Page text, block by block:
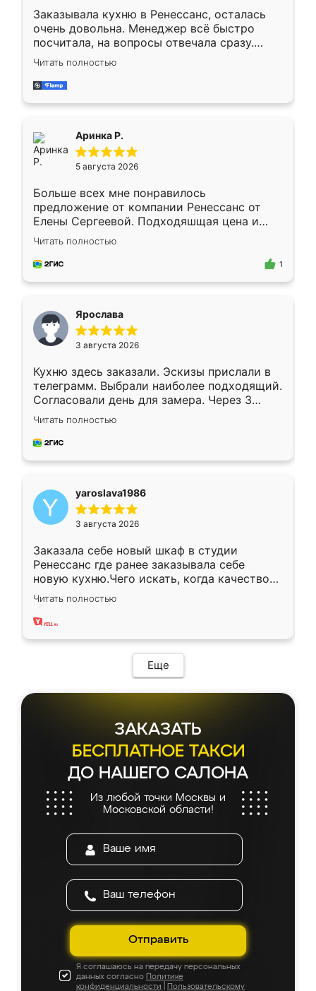
Заказывала кухню в Ренессанс, осталась
очень довольна. Менеджер всё быстро
посчитала, на вопросы отвечала сразу.
Замерщик приехал в субботу, подошёл к
делу со всей ответственностью. Собрали
за день, ребята работали аккуратно, даже
Читать полностью
Аринка Р.
5 августа 2026
Больше всех мне понравилось
предложение от компании Ренессанс от
Елены Сергеевой. Подходяшщая цена и
короткие сроки изготовления. Приехавший
для замера сотрудник Владислав
предложил по моему эскизу самый
Читать полностью
1
Ярослава
3 августа 2026
Кухню здесь заказали. Эскизы прислали в
телеграмм. Выбрали наиболее подходящий.
Согласовали день для замера. Через 3
недели кухня была уже готова. Остались
довольны работой. Спасибо Ренессанс
мебель за качественную работу!
Читать полностью
yaroslava1986
3 августа 2026
Заказала себе новый шкаф в студии
Ренессанс где ранее заказывала себе
новую кухню.Чего искать, когда качеством
вполне довольна. Служит кухня уже почти
два года, нареканий нет.
Читать полностью
Еще
ЗАКАЗАТЬ
БЕСПЛАТНОЕ ТАКСИ
ДО НАШЕГО САЛОНА
Из любой точки Москвы и
Московской области!
Отправить
Я соглашаюсь на передачу персональных
данных согласно Политике
конфиденциальности
Пользовательскому